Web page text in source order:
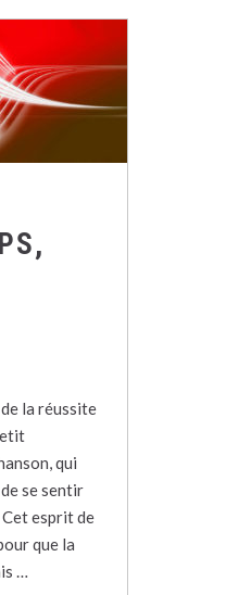
la réussite
qui
se sentir
esprit de
que la
…